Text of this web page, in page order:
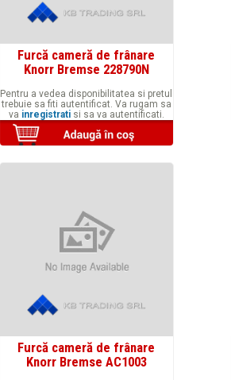
Furcă cameră de frânare
Knorr Bremse 228790N
Pentru a vedea disponibilitatea si pretul
trebuie sa fiti autentificat. Va rugam sa
va inregistratisi sa va autentificati.
Furcă cameră de frânare
Knorr Bremse AC1003